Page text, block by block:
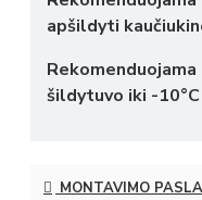
apšildyti
šildytuvo iki -
MONTAVIMO